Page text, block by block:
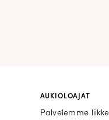
AUKIOLOAJAT
Palvelemme